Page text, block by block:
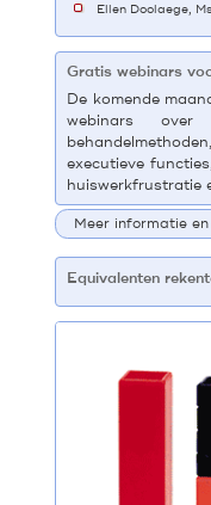
Ellen Doolaege,
Gratis webinars
De komende
webinars over
executieve
huiswerkfrustratie
Meer informatie
Equivalenten